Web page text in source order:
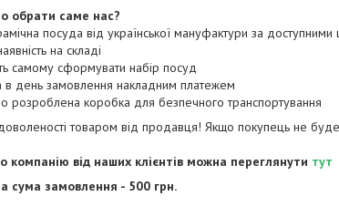
обрати саме нас?
посуда від української мануфактури за доступними
на складі
самому сформувати набір посуд
в день замовлення накладним платежем
розроблена коробка для безпечного транспортування
товаром від продавця! Якщо покупець не
компанію від наших клієнтів можна переглянути тут
сума замовлення - 500 грн.